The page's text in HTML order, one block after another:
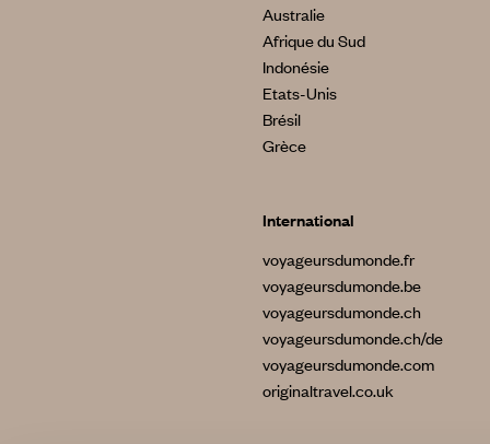
Australie
Afrique du Sud
Indonésie
Etats-Unis
Brésil
Grèce
International
voyageursdumonde.fr
voyageursdumonde.be
voyageursdumonde.ch
voyageursdumonde.ch/de
voyageursdumonde.com
originaltravel.co.uk